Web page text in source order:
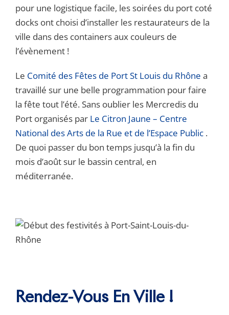
pour une logistique facile, les soirées du port coté
docks ont choisi d’installer les restaurateurs de la
ville dans des containers aux couleurs de
l’évènement !
Le Comité des Fêtes de Port St Louis du Rhône a
travaillé sur une belle programmation pour faire
la fête tout l’été. Sans oublier les Mercredis du
Port organisés par Le Citron Jaune – Centre
National des Arts de la Rue et de l’Espace Public .
De quoi passer du bon temps jusqu’à la fin du
mois d’août sur le bassin central, en
méditerranée.
Rendez-Vous En Ville !